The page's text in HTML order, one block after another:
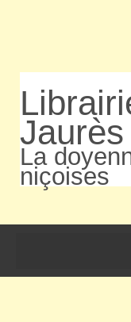
Jaurès
La
niçoises